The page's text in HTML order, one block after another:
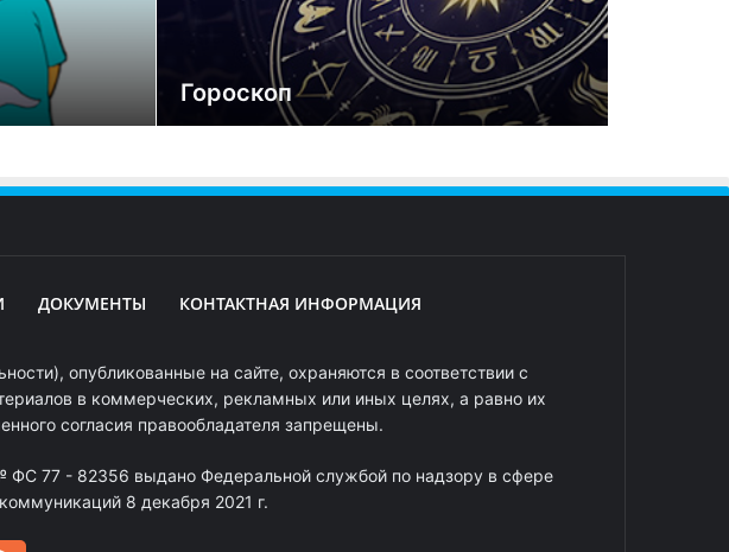
Гороскоп
ДОКУМЕНТЫ КОНТАКТНАЯ ИНФОРМАЦИЯ
опубликованные на сайте, охраняются в соответствии с
в коммерческих, рекламных или иных целях, а равно их
согласия правообладателя запрещены.
ФС 77 - 82356 выдано Федеральной службой по надзору в сфере
8 декабря 2021 г.